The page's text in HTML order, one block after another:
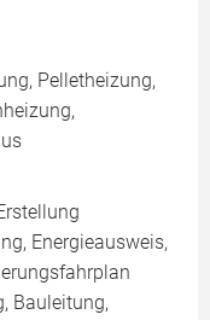
Pelletheizung,
Energieausweis,
Bauleitung,